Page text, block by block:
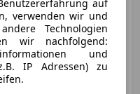
Q73.0TDI 4x4 SLine
890
auf
verwenden wir und
Technologien
wir nachfolgend:
und
IP Adressen) zu